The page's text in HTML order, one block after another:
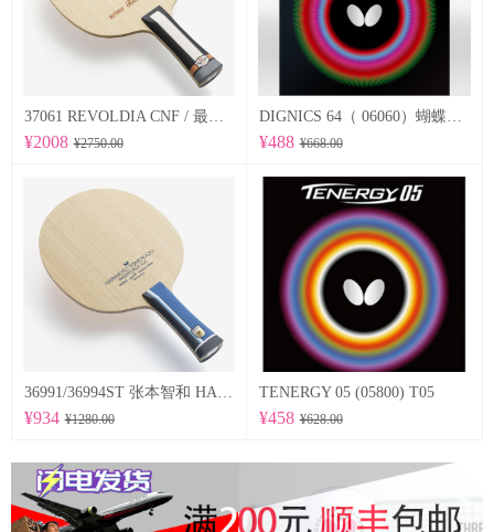
¥2008 ¥2750.00 ¥488 ¥668.00
¥934 ¥1280.00
TENERGY 05 (05800) T05
¥458 ¥628.00